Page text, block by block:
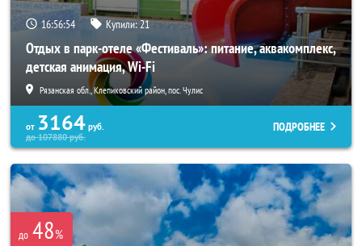
16:56:52 Купили:21
Отдых в парк-отеле «Фестиваль»: питание, аквакомплекс,
детская анимация, Wi-Fi
Рязанская обл., Клепиковский район, пос. Чулис
от 3164 руб.
до107880руб.
ПОДРОБНЕЕ
до 48%